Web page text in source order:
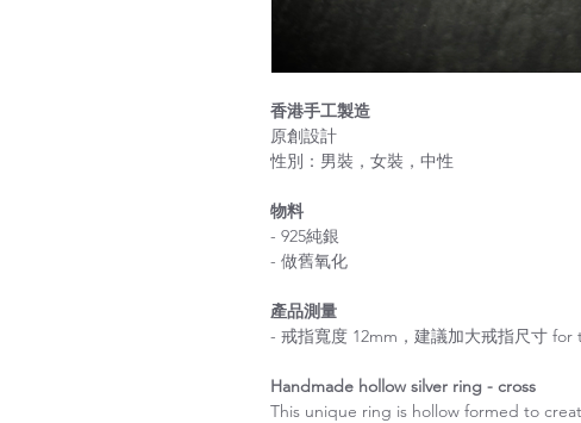
香港手工製造
原創設計
性別：男裝，女裝，中性
物料
- 925純銀
- 做舊氧化
產品測量
- 戒指寬度 12mm，建議加大戒指尺寸 for
Handmade hollow silver ring - cross
This unique ring is hollow formed to